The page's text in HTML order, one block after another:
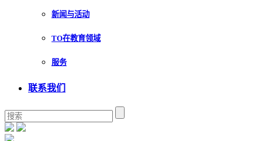
新闻与活动
TO在教育领域
服务
联系我们